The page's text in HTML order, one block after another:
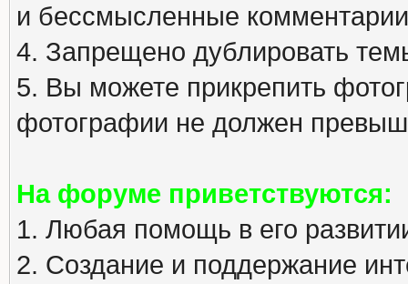
и бессмысленные
4. Запрещено дублировать
5. Вы можете прикрепить
фотографии не должен
На форуме приветствуются:
1. Любая помощь в его
2. Создание и поддержание